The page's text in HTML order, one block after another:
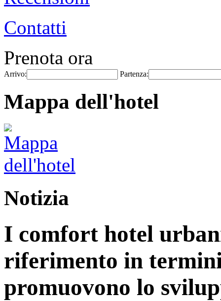
Contatti
Prenota ora
Arrivo: Partenza:
Mappa dell'hotel
Notizia
I comfort hotel
riferimento in
promuovono lo